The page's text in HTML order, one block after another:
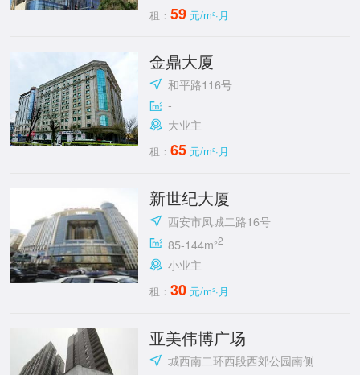
租：59 元/m²·月
金鼎大厦
和平路116号
-
大业主
租：65 元/m²·月
新世纪大厦
西安市凤城二路16号
85-144m²2
小业主
租：30 元/m²·月
亚美伟博广场
城西南二环西段西郊公园南侧